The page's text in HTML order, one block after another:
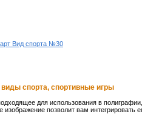
Вид спорта №30
виды спорта, спортивные игры
для использования в
позволит вам